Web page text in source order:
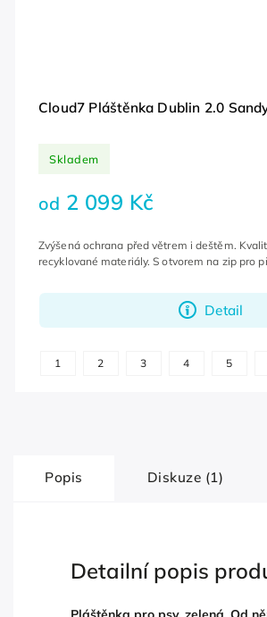
Cloud7 Pláštěnka Dublin 2.0
Skladem
od 2 099 Kč
Detail
Zvýšená ochrana před větrem i deštěm.
recyklované materiály. S otvorem na zip pro
1 2 3 4 5
Popis Diskuze (1)
Detailní popis